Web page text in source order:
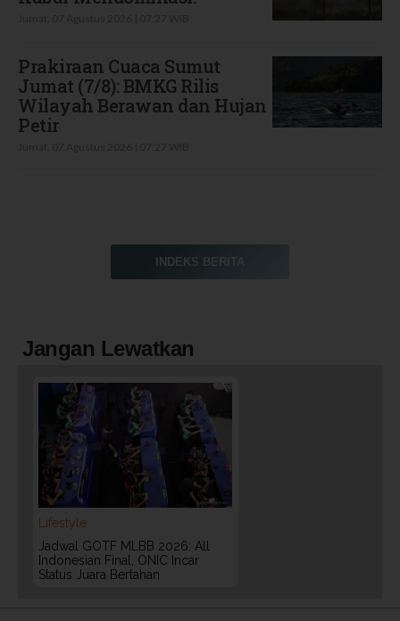
Prakiraan Cuaca Sumut
Jumat (7/8): BMKG Rilis
Wilayah Berawan dan Hujan
Petir
INDEKS BERITA
Jangan Lewatkan
Lifestyle
Jadwal GOTF MLBB 2026: All
Indonesian Final, ONIC Incar
Status Juara Bertahan